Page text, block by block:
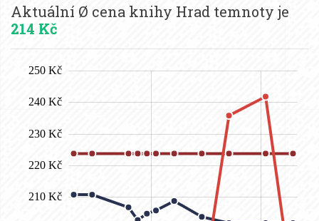
Aktuální Ø cena knihy Hrad temnoty je
214 Kč